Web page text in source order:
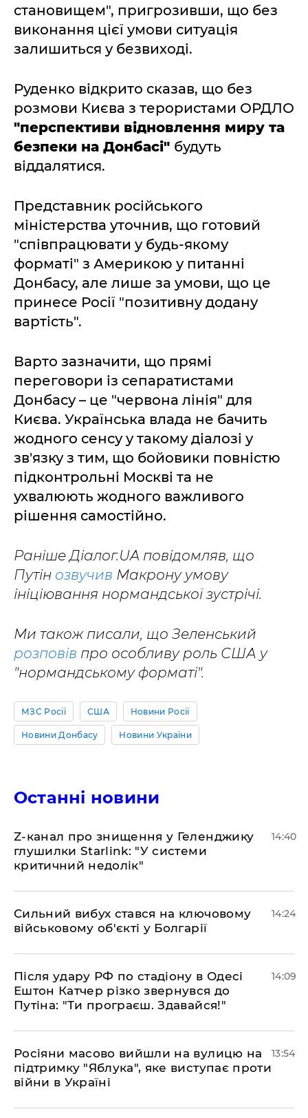
становищем", пригрозивши, що без
виконання цієї умови ситуація
залишиться у безвиході.
Руденко відкрито сказав, що без
розмови Києва з терористами ОРДЛО
"перспективи відновлення миру та
безпеки на Донбасі" будуть
віддалятися.
Представник російського
міністерства уточнив, що готовий
"співпрацювати у будь-якому
форматі" з Америкою у питанні
Донбасу, але лише за умови, що це
принесе Росії "позитивну додану
вартість".
Варто зазначити, що прямі
переговори із сепаратистами
Донбасу – це "червона лінія" для
Києва. Українська влада не бачить
жодного сенсу у такому діалозі у
зв'язку з тим, що бойовики повністю
підконтрольні Москві та не
ухвалюють жодного важливого
рішення самостійно.
Раніше Діалог.UA повідомляв, що
Путін озвучив Макрону умову
ініціювання нормандської зустрічі.
Ми також писали, що Зеленський
розповів про особливу роль США у
"нормандському форматі".
МЗС Росії США Новини Росії
Новини Донбасу Новини України
Останні новини
Z-канал про знищення у Геленджику
глушилки Starlink: "У системи
критичний недолік"
14:40
Сильний вибух стався на ключовому
військовому об'єкті у Болгарії
14:24
Після удару РФ по стадіону в Одесі
Ештон Катчер різко звернувся до
Путіна: "Ти програєш. Здавайся!"
14:09
Росіяни масово вийшли на вулицю на
підтримку "Яблука", яке виступає проти
війни в Україні
13:54